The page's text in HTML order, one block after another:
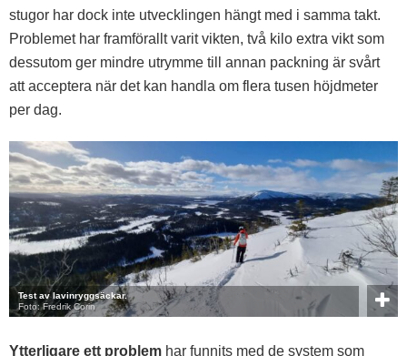
stugor har dock inte utvecklingen hängt med i samma takt.
Problemet har framförallt varit vikten, två kilo extra vikt som
dessutom ger mindre utrymme till annan packning är svårt
att acceptera när det kan handla om flera tusen höjdmeter
per dag.
Test av lavinryggsäckar.
Foto: Fredrik Corin
Ytterligare ett problem har funnits med de system som